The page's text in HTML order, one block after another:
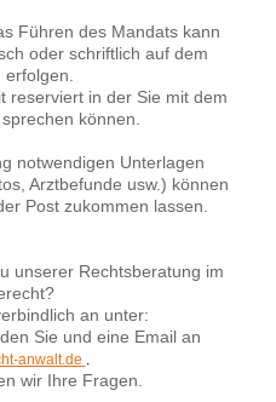
Führen des Mandats kann
oder schriftlich auf dem
reserviert in der Sie mit dem
können.
notwendigen Unterlagen
Arztbefunde usw.) können
Post zukommen lassen.
unserer Rechtsberatung im
an unter:
Sie und eine Email an
anwalt.de .
wir Ihre Fragen.